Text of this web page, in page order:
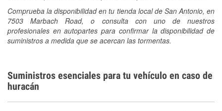
Comprueba la disponibilidad en tu tienda local de San Antonio, en
7503 Marbach Road, o consulta con uno de nuestros
profesionales en autopartes para confirmar la disponibilidad de
suministros a medida que se acercan las tormentas.
Suministros esenciales para tu vehículo en caso de
huracán